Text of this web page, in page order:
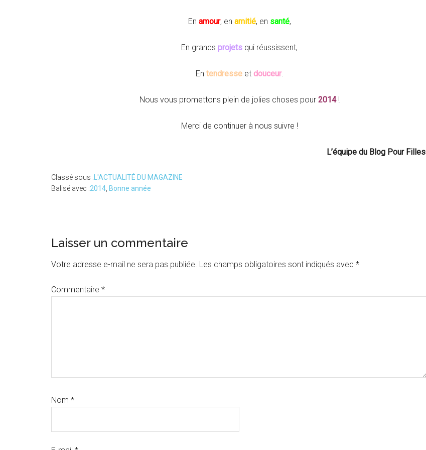
En amour, en amitié, en santé,
En grands projets qui réussissent,
En tendresse et douceur.
Nous vous promettons plein de jolies choses pour 2014 !
Merci de continuer à nous suivre !
L’équipe du Blog Pour Filles
Classé sous : L'ACTUALITÉ DU MAGAZINE
Balisé avec :2014 Bonne année
Interactions
du
Laisser un commentaire
Votre adresse e-mail ne sera pas publiée. Les champs obligatoires sont indiqués avec *
Commentaire *
Nom *